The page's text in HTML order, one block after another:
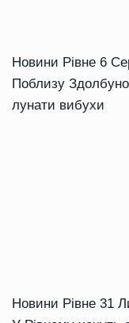
Новини Рівне 6
Поблизу
лунати вибухи
Новини Рівне 31